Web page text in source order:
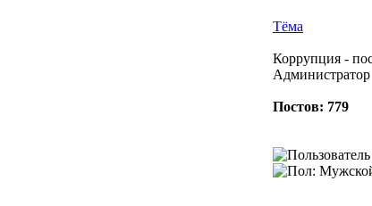
Тёма
Коррупция -
Администратор
Постов: 779